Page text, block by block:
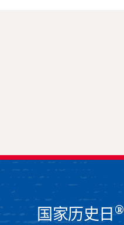
国家历史日®